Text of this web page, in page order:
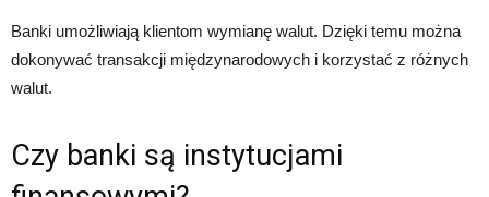
Banki umożliwiają klientom wymianę walut. Dzięki temu można
dokonywać transakcji międzynarodowych i korzystać z różnych
walut.
Czy banki są instytucjami